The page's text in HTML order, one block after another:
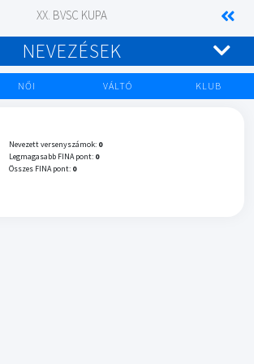
XX. BVSC KUPA
NEVEZÉSEK
NŐI VÁLTÓ KLUB
Nevezett versenyszámok: 0
Legmagasabb FINA pont: 0
Összes FINA pont: 0